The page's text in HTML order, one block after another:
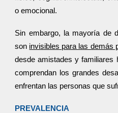
o emocional.
Sin embargo, la mayoría de
son invisibles para las demás
desde amistades y familiares
comprendan los grandes
enfrentan las personas que
PREVALENCIA